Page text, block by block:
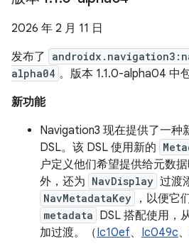
2026 年 2 月 11 日
发布了
alpha04 。版本 1.1.0-alpha04 中
新功能
Navigation3 现在提供了一种
DSL。该 DSL 使用新的
户定义他们希望提供给元数
外，还为 NavDisplay 过渡
NavMetadataKey ，以便它
metadata DSL 搭配使用，
加过渡。（Ic10ef、 Ic049c、